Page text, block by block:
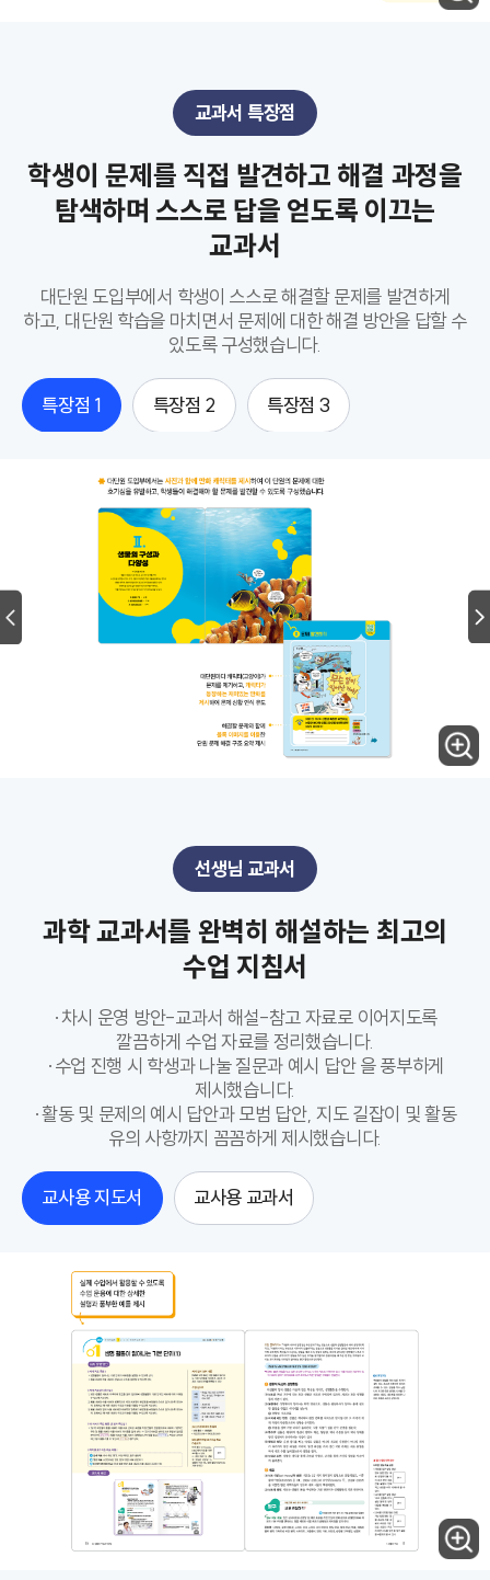
교과서 특장점
학생이 문제를 직접 발견하고 해결 과정을
탐색하며 스스로 답을 얻도록 이끄는
교과서
대단원 도입부에서 학생이 스스로 해결할 문제를 발견하게
하고, 대단원 학습을 마치면서 문제에 대한 해결 방안을 답할 수
있도록 구성했습니다.
특장점 1 특장점 2 특장점 3
선생님 교과서
과학 교과서를 완벽히 해설하는 최고의
수업 지침서
·차시 운영 방안-교과서 해설-참고 자료로 이어지도록
깔끔하게 수업 자료를 정리했습니다.
·수업 진행 시 학생과 나눌 질문과 예시 답안 을 풍부하게
제시했습니다.
·활동 및 문제의 예시 답안과 모범 답안, 지도 길잡이 및 활동
유의 사항까지 꼼꼼하게 제시했습니다.
교사용 지도서 교사용 교과서